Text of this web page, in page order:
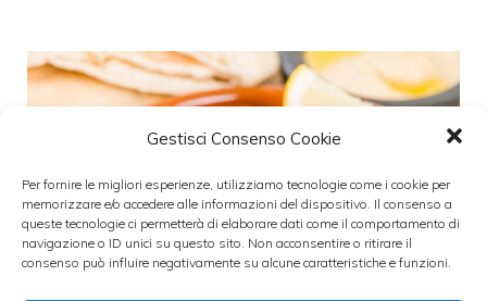
Gestisci Consenso Cookie
Per fornire le migliori esperienze, utilizziamo tecnologie come i cookie per
memorizzare e/o accedere alle informazioni del dispositivo. Il consenso a
queste tecnologie ci permetterà di elaborare dati come il comportamento di
navigazione o ID unici su questo sito. Non acconsentire o ritirare il
consenso può influire negativamente su alcune caratteristiche e funzioni.